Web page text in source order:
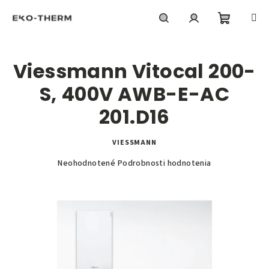
košík
Viessmann Vitocal 200-
S, 400V AWB-E-AC
201.D16
VIESSMANN
Priemerné
Neohodnotené Podrobnosti hodnotenia